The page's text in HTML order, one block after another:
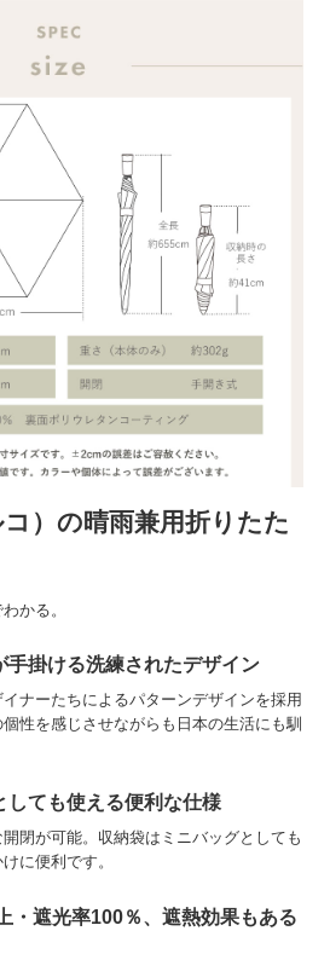
）の晴雨兼用折りたた
かる。
手掛ける洗練されたデザイン
ナーたちによるパターンデザインを採用
性を感じさせながらも日本の生活にも馴
しても使える便利な仕様
閉が可能。収納袋はミニバッグとしても
に便利です。
・遮光率100％、遮熱効果もある